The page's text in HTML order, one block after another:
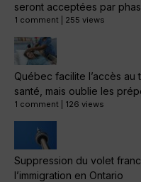
seront acceptées par
1 comment 255 views
Québec facilite l’accès
santé, mais oublie les
1 comment 126 views
Suppression du volet
l’immigration en Ontario